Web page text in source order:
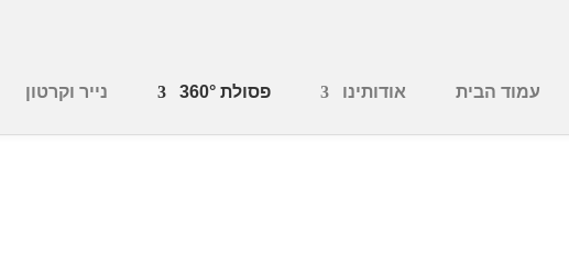
עמוד הבית אודותינו פסולת 360° נייר וקרטון